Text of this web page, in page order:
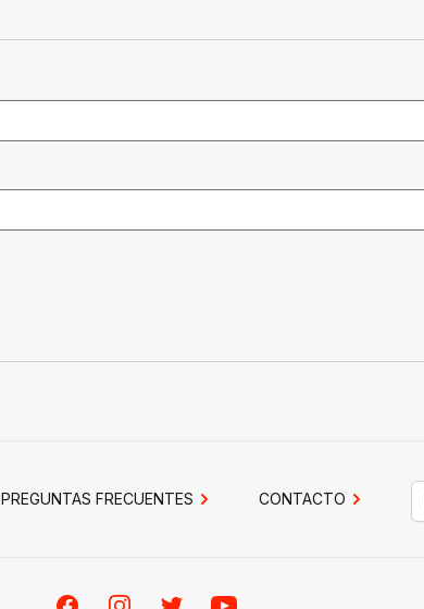
PREGUNTAS FRECUENTES CONTACTO